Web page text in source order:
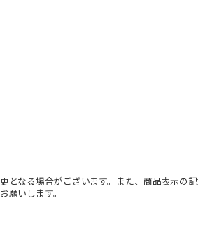
なる場合がございます。また、商品表示の
願いします。